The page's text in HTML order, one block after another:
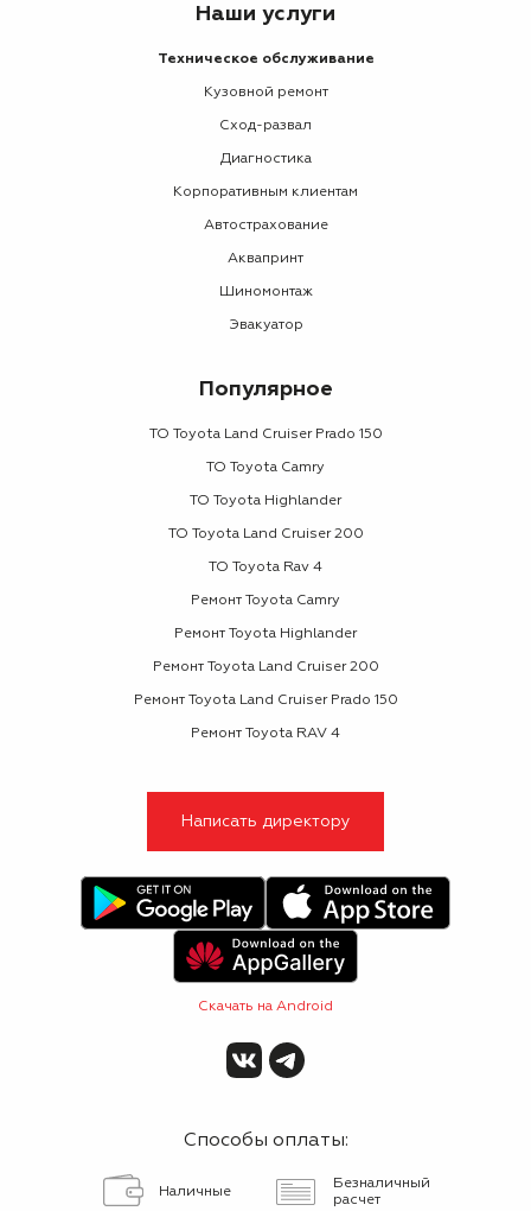
Наши услуги
Техническое обслуживание
Кузовной ремонт
Сход-развал
Диагностика
Корпоративным клиентам
Автострахование
Аквапринт
Шиномонтаж
Эвакуатор
Популярное
ТО Toyota Land Cruiser Prado 150
ТО Toyota Camry
ТО Toyota Highlander
ТО Toyota Land Cruiser 200
ТО Toyota Rav 4
Ремонт Toyota Camry
Ремонт Toyota Highlander
Ремонт Toyota Land Cruiser 200
Ремонт Toyota Land Cruiser Prado 150
Ремонт Toyota RAV 4
Написать директору
Скачать на Android
Способы оплаты:
Наличные
Безналичный
расчет